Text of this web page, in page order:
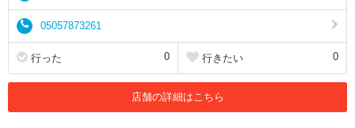
05057873261
行った 0 行きたい 0
店舗の詳細はこちら